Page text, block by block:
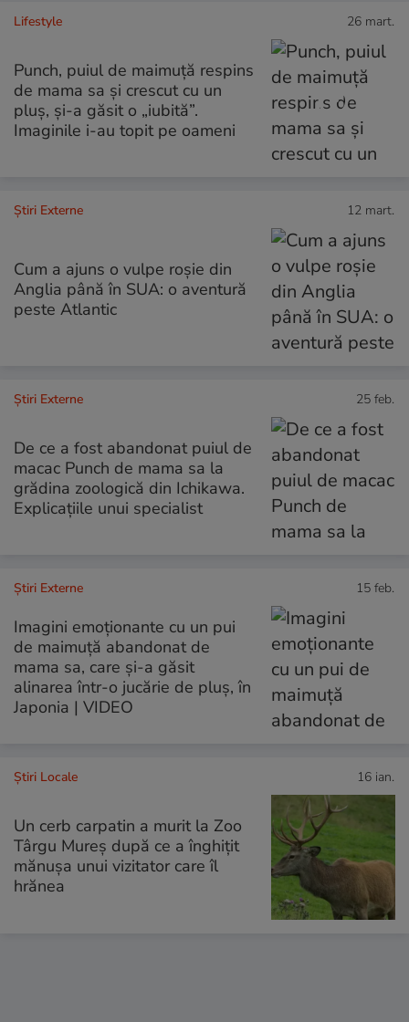
Lifestyle 26 mart.
Punch, puiul de maimuță respins
de mama sa și crescut cu un
pluș, și-a găsit o „iubită”.
Imaginile i-au topit pe oameni
Știri Externe 12 mart.
Cum a ajuns o vulpe roșie din
Anglia până în SUA: o aventură
peste Atlantic
Știri Externe 25 feb.
De ce a fost abandonat puiul de
macac Punch de mama sa la
grădina zoologică din Ichikawa.
Explicațiile unui specialist
Știri Externe 15 feb.
Imagini emoționante cu un pui
de maimuță abandonat de
mama sa, care și-a găsit
alinarea într-o jucărie de pluș, în
Japonia | VIDEO
Știri Locale 16 ian.
Un cerb carpatin a murit la Zoo
Târgu Mureș după ce a înghițit
mănușa unui vizitator care îl
hrănea